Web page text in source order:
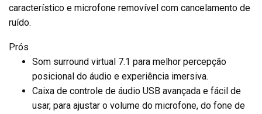
característico e microfone removível com cancelamento de
ruído.
Prós
Som surround virtual 7.1 para melhor percepção
posicional do áudio e experiência imersiva.
Caixa de controle de áudio USB avançada e fácil de
usar, para ajustar o volume do microfone, do fone de